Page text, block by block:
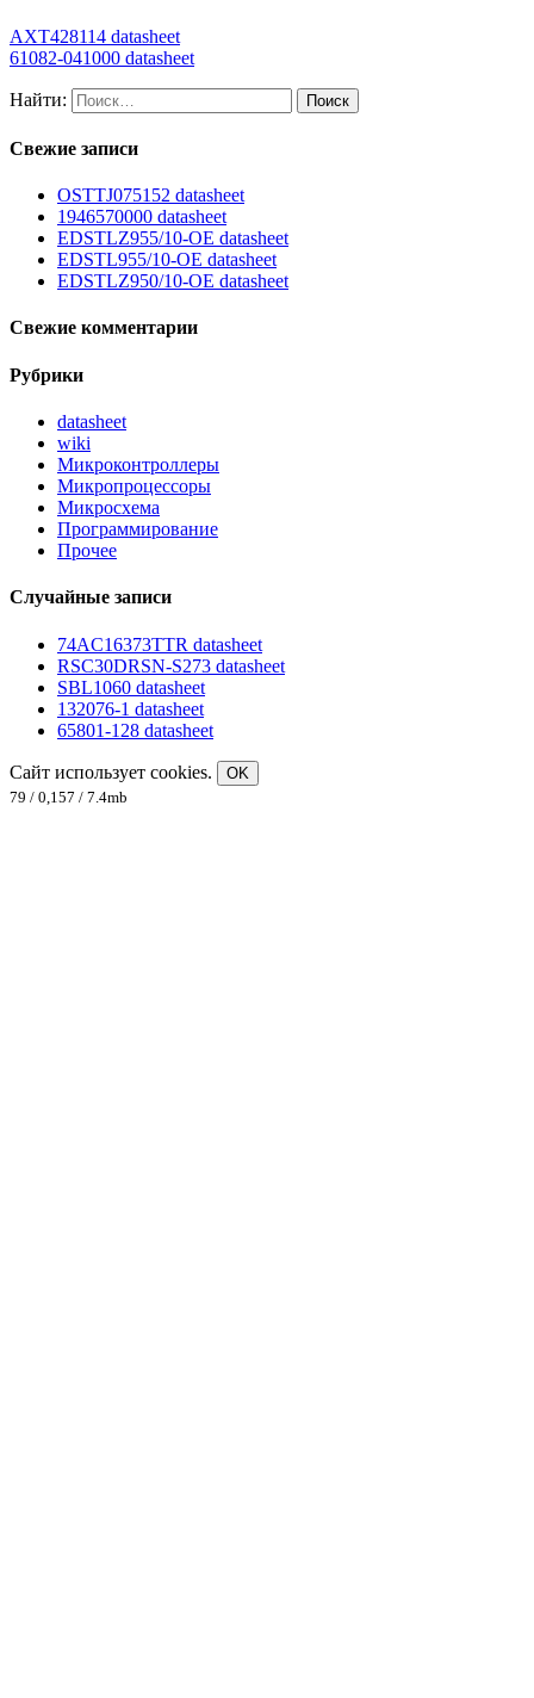
AXT428114 datasheet
61082-041000 datasheet
Найти:
Свежие записи
OSTTJ075152 datasheet
1946570000 datasheet
EDSTLZ955/10-OE datasheet
EDSTL955/10-OE datasheet
EDSTLZ950/10-OE datasheet
Свежие комментарии
Рубрики
datasheet
wiki
Микроконтроллеры
Микропроцессоры
Микросхема
Программирование
Прочее
Случайные записи
74AC16373TTR datasheet
RSC30DRSN-S273 datasheet
SBL1060 datasheet
132076-1 datasheet
65801-128 datasheet
Сайт использует cookies.
OK
79 / 0,157 / 7.4mb